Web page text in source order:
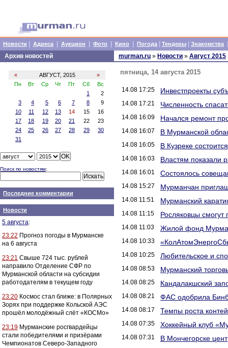
Новости Адреса Аукцион Фото Кино Погода Тендеры Знакомства
Архив новостей
« АВГУСТ, 2015
»
Пн
Вт Ср Чт Пт Сб
Вс
1
2
3
4 5 6 7 8
9
10
11 12 13 14 15
16
17
18 19 20 21 22
23
24
25 26 27 28 29
30
31
Поиск по новостям:
Последние комментарии
Новости
5 августа:
23:22 Прогноз погоды в Мурманске
на 6 августа
23:21 Свыше 724 тыс. рублей
направило Отделение СФР по
Мурманской области на субсидии
работодателям в текущем году
23:20 Космос стал ближе: в Полярных
Зорях при поддержке Кольской АЭС
прошёл молодёжный слёт «КОСМо»
23:19 Мурманские росгвардейцы
стали победителями и призёрами
Чемпионатов Северо-Западного
murman.ru » Новости » Август 2015
пятница, 14 августа 2015
14.08 17:25 Инвестпроекты
14.08 17:21 Численность
14.08 16:09 Начался ремонт
14.08 16:07 В Мурманской
14.08 16:05 В Кузреке
14.08 16:03 Властям показали
14.08 16:01 Состоялось
14.08 15:27 Мурманчан
14.08 11:51 Мурманский
14.08 11:15 Росляковцы смогут
14.08 11:03 Жилой фонд
14.08 10:33
14.08 10:25 Любительское и
14.08 08:53 Мурманский
14.08 08:25 Кандалакшский
14.08 08:21 ФАС одобрила
14.08 08:17 Темпы роста
14.08 07:35 Хоккейный клуб
14.08 07:31 В Мончегорске